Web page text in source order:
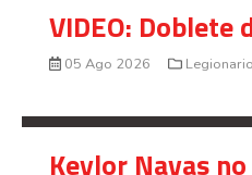
VIDEO: Doblete
05 Ago 2026
Keylor Navas